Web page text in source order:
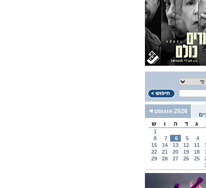
2026 אוגוסט
ג ד ה ו ש
1
4
5
6
7
8
11
12
13
14
15
18
19
20
21
22
25
26
27
28
29